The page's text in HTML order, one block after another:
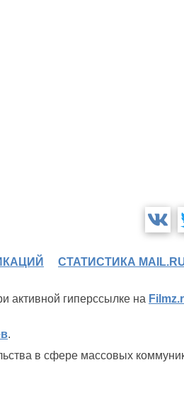
СТАТИСТИКА
активной гиперссылке на
.
в сфере массовых